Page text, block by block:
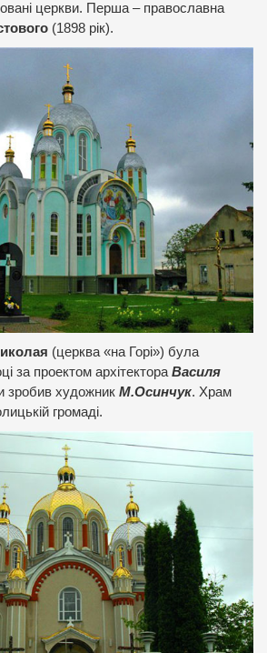
церкви. Перша – православна
(1898 рік).
(церква «на Горі») була
за проектом архітектора Василя
зробив художник М.Осинчук. Храм
громаді.